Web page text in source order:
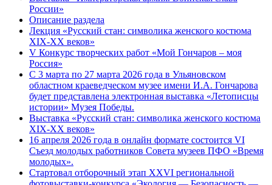
России»
Описание раздела
Лекция «Русский стан: символика женского костюма
XIX-XX веков»
V Конкурс творческих работ «Мой Гончаров – моя
Россия»
С 3 марта по 27 марта 2026 года в Ульяновском
областном краеведческом музее имени И.А. Гончарова
будет представлена электронная выставка «Летописцы
истории» Музея Победы.
Выставка «Русский стан: символика женского костюма
XIX-XX веков»
16 апреля 2026 года в онлайн формате состоится VI
Съезд молодых работников Совета музеев ПФО «Время
молодых».
Стартовал отборочный этап XXVI региональной